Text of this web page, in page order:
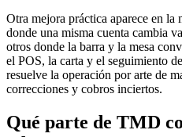
Otra mejora práctica aparece en la
donde una misma cuenta cambia
otros donde la barra y la mesa
el POS, la carta y el seguimiento
resuelve la operación por arte de
correcciones y cobros inciertos.
Qué parte de TMD